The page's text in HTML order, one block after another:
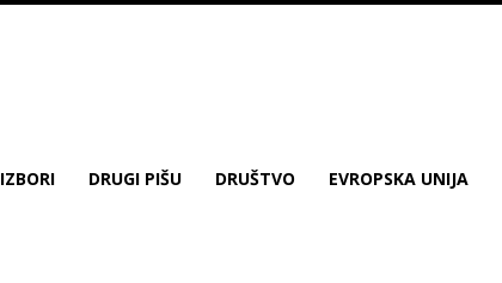
IZBORI DRUGI PIŠU DRUŠTVO EVROPSKA UNIJA